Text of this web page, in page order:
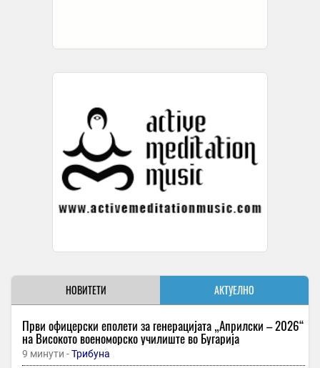
НОВИТЕТИ АКТУЕЛНО
Први офицерски еполети за генерацијата „Априлски – 2026“
на Високото военоморско училиште во Бугарија
9 минути -Трибуна